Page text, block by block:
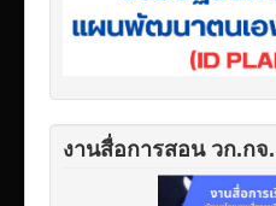
งานสื่อการสอน วก.กจ.